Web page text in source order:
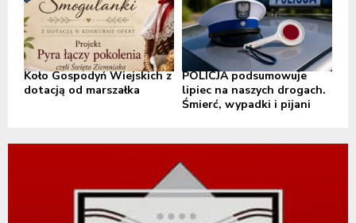
Koło Gospodyń Wiejskich z
dotacją od marszałka
POLICJA podsumowuje
lipiec na naszych drogach.
Śmierć, wypadki i pijani